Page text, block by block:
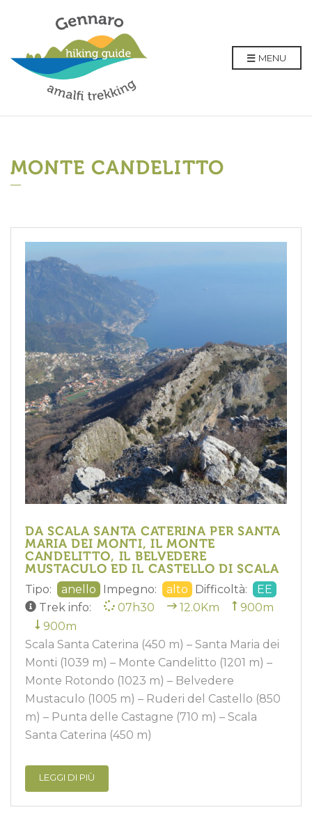
MENU
MONTE CANDELITTO
DA SCALA SANTA CATERINA PER SANTA
MARIA DEI MONTI, IL MONTE
CANDELITTO, IL BELVEDERE
MUSTACULO ED IL CASTELLO DI SCALA
Tipo: anello Impegno: alto Difficoltà:
EE
Trek info:
07h30 12.0Km
900m
900m
Scala Santa Caterina (450 m) – Santa Maria dei
Monti (1039 m) – Monte Candelitto (1201 m) –
Monte Rotondo (1023 m) – Belvedere
Mustaculo (1005 m) – Ruderi del Castello (850
m) – Punta delle Castagne (710 m) – Scala
Santa Caterina (450 m)
LEGGI DI PIÙ